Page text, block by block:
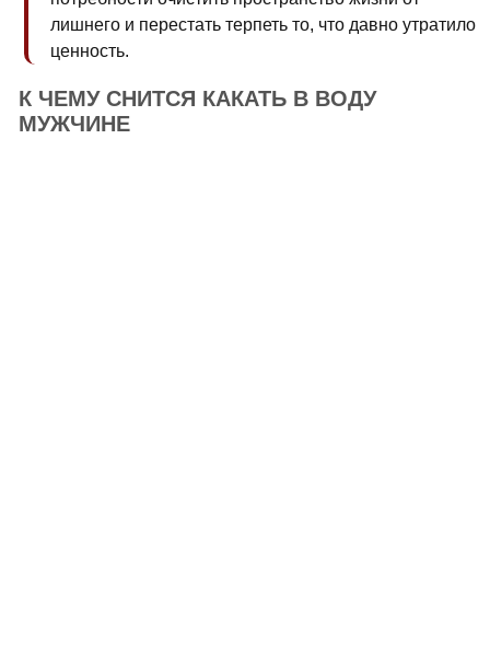
лишнего и перестать терпеть то, что давно утратило
ценность.
К ЧЕМУ СНИТСЯ КАКАТЬ В ВОДУ
МУЖЧИНЕ